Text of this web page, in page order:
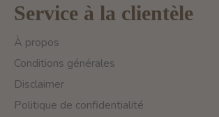
Service à la clientèle
À propos
Conditions générales
Disclaimer
Politique de confidentialité